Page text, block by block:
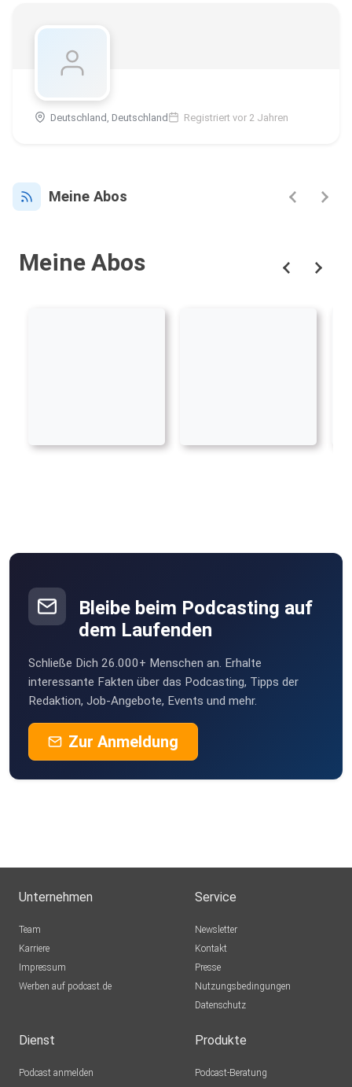
Deutschland, Deutschland Registriert vor 2 Jahren
Meine Abos
Meine Abos
Bleibe beim Podcasting auf
dem Laufenden
Schließe Dich 26.000+ Menschen an. Erhalte
interessante Fakten über das Podcasting, Tipps der
Redaktion, Job-Angebote, Events und mehr.
Zur Anmeldung
Unternehmen
Team
Karriere
Impressum
Werben auf podcast.de
Service
Newsletter
Kontakt
Presse
Nutzungsbedingungen
Datenschutz
Dienst
Podcast anmelden
Produkte
Podcast-Beratung